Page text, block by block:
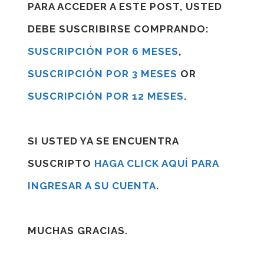
PARA ACCEDER A ESTE POST, USTED
DEBE SUSCRIBIRSE COMPRANDO:
SUSCRIPCIÓN POR 6 MESES,
SUSCRIPCIÓN POR 3 MESES OR
SUSCRIPCIÓN POR 12 MESES.
SI USTED YA SE ENCUENTRA
SUSCRIPTO HAGA CLICK AQUÍ PARA
INGRESAR A SU CUENTA.
MUCHAS GRACIAS.